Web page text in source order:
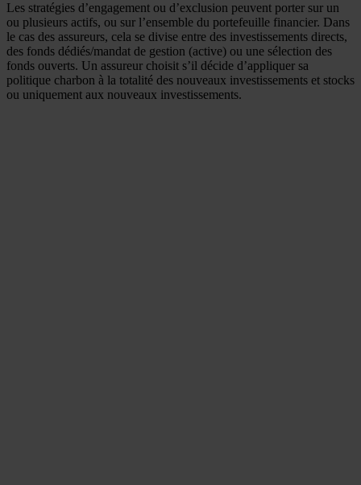
Les stratégies d’engagement ou d’exclusion peuvent porter sur un
ou plusieurs actifs, ou sur l’ensemble du portefeuille financier. Dans
le cas des assureurs, cela se divise entre des investissements directs,
des fonds dédiés/mandat de gestion (active) ou une sélection des
fonds ouverts. Un assureur choisit s’il décide d’appliquer sa
politique charbon à la totalité des nouveaux investissements et stocks
ou uniquement aux nouveaux investissements.